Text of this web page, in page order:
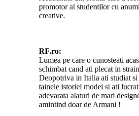
promotor al studentilor cu
creative.
RF.ro:
Lumea pe care o cunosteati
schimbat cand ati plecat in
Deopotriva in Italia ati studiat
tainele istoriei modei si ati
adevarata alaturi de mari
amintind doar de Armani !